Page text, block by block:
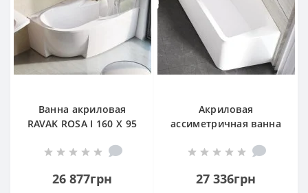
Ванна акриловая
RAVAK ROSA I 160 X 95
26 877грн
Акриловая
ассиметричная ванна
БЕЛАЯ
27 336грн